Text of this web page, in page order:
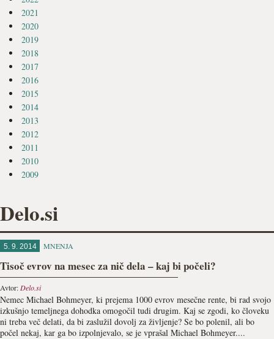
2021
2020
2019
2018
2017
2016
2015
2014
2013
2012
2011
2010
2009
Delo.si
5. 9. 2014 MNENJA
Tisoč evrov na mesec za nič dela – kaj bi počeli?
Avtor: Delo.si
Nemec Michael Bohmeyer, ki prejema 1000 evrov mesečne rente, bi rad svojo
izkušnjo temeljnega dohodka omogočil tudi drugim. Kaj se zgodi, ko človeku
ni treba več delati, da bi zaslužil dovolj za življenje? Se bo polenil, ali bo
počel nekaj, kar ga bo izpolnjevalo, se je vprašal Michael Bohmeyer....